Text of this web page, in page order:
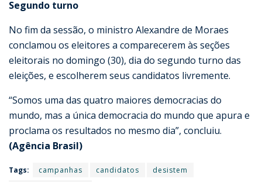
Segundo turno
No fim da sessão, o ministro Alexandre de Moraes
conclamou os eleitores a comparecerem às seções
eleitorais no domingo (30), dia do segundo turno das
eleições, e escolherem seus candidatos livremente.
“Somos uma das quatro maiores democracias do
mundo, mas a única democracia do mundo que apura e
proclama os resultados no mesmo dia”, concluiu.
(Agência Brasil)
Tags: campanhas candidatos
desistem